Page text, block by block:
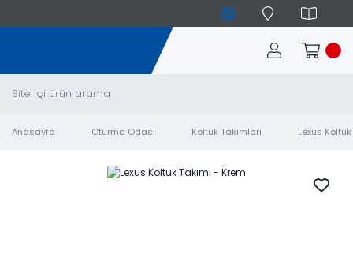
Anasayfa Oturma Odası Koltuk Takımları Lexus